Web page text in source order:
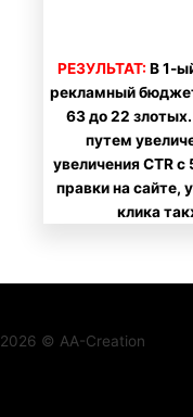
РЕЗУЛЬТАТ: В 1-
рекламный
63 до 22
путем
увеличения CTR
правки на сайте,
клика
2026 © AA-Creation